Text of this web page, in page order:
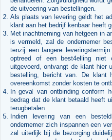
de uitvoering van bestellingen.
Als plaats van levering geldt het
klant aan het bedrijf kenbaar heeft
Met inachtneming van hetgeen in
is vermeld, zal de ondernemer
tenzij een langere
optreed of een best4elling niet
uitgevoerd, ontvangt de klant hier
bestelling, bericht van. De
overeenkomst zonder kosten te
In geval van ontbinding conform
bedrag dat de klant betaald heeft
terugbetalen.
Indien levering van een
ondernemer zich inspannen een
zal uiterlijk bij de bezorging